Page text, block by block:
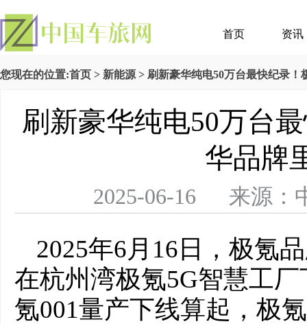
首页 资讯
您现在的位置:首页 > 新能源 > 刷新豪华纯电50万台最快纪录
刷新豪华纯电50万台
华品牌
2025-06-16 来源：
2025年6月16日，极氪
在杭州湾极氪5G智慧工
氪001量产下线算起，极